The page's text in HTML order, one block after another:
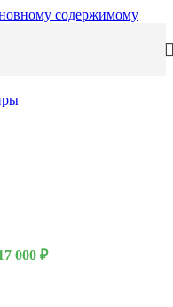
содержимому
000 ₽